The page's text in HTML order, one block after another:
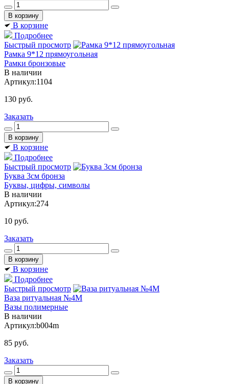
В корзине
Подробнее
Быстрый просмотр
Рамка 9*12 прямоугольная
Рамки бронзовые
В наличии
Артикул:1104
130 руб.
Заказать
В корзине
Подробнее
Быстрый просмотр
Буква 3см бронза
Буквы, цифры, символы
В наличии
Артикул:274
10 руб.
Заказать
В корзине
Подробнее
Быстрый просмотр
Ваза ритуальная №4М
Вазы полимерные
В наличии
Артикул:b004m
85 руб.
Заказать